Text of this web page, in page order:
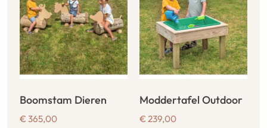
Boomstam Dieren
€ 365,00
Moddertafel Outdoor
€ 239,00